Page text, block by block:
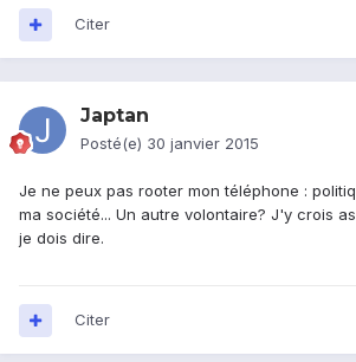
Citer
Japtan
Posté(e) 30 janvier 2015
Je ne peux pas rooter mon téléphone :
ma société... Un autre volontaire? J'y crois
je dois dire.
Citer